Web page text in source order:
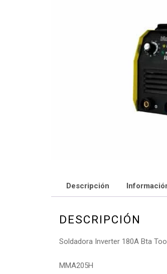
Descripción
DESCRIPCIÓN
Soldadora Inverter 180A Bta
MMA205H